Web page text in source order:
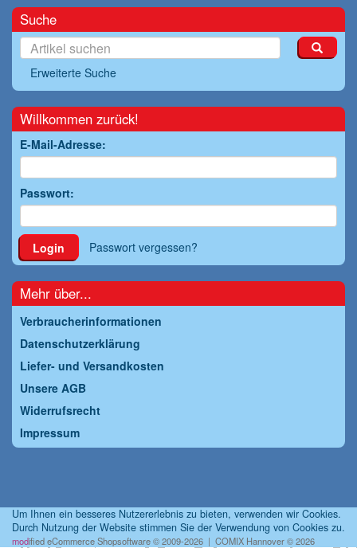
Suche
Erweiterte Suche
Willkommen zurück!
E-Mail-Adresse:
Passwort:
Login Passwort vergessen?
Mehr über...
Verbraucherinformationen
Datenschutzerklärung
Liefer- und Versandkosten
Unsere AGB
Widerrufsrecht
Impressum
Um Ihnen ein besseres Nutzererlebnis zu bieten, verwenden wir Cookies.
Durch Nutzung der Website stimmen Sie der Verwendung von Cookies zu.
modified eCommerce Shopsoftware © 2009-2026 | COMIX Hannover © 2026